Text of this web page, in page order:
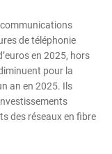
de téléphonie
en 2025, hors
pour la
an en 2025. Ils
des réseaux en fibre